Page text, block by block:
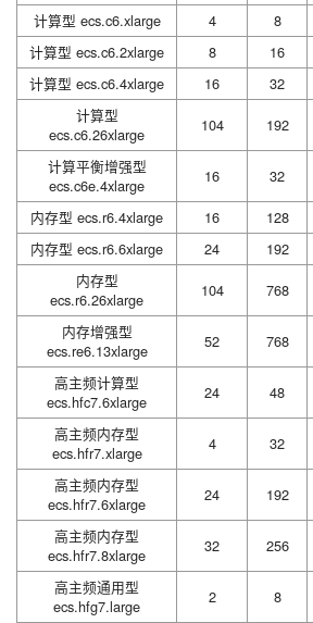
计算型 ecs.c6.xlarge
4 8
计算型 ecs.c6.2xlarge
8 16
计算型 ecs.c6.4xlarge
16 32
计算型
ecs.c6.26xlarge
104 192
计算平衡增强型
ecs.c6e.4xlarge
16 32
内存型 ecs.r6.4xlarge
16 128
内存型 ecs.r6.6xlarge
24 192
内存型
ecs.r6.26xlarge
104 768
内存增强型
ecs.re6.13xlarge
52 768
高主频计算型
ecs.hfc7.6xlarge
24 48
高主频内存型
ecs.hfr7.xlarge
4 32
高主频内存型
ecs.hfr7.6xlarge
24 192
高主频内存型
ecs.hfr7.8xlarge
32 256
高主频通用型
ecs.hfg7.large
2 8